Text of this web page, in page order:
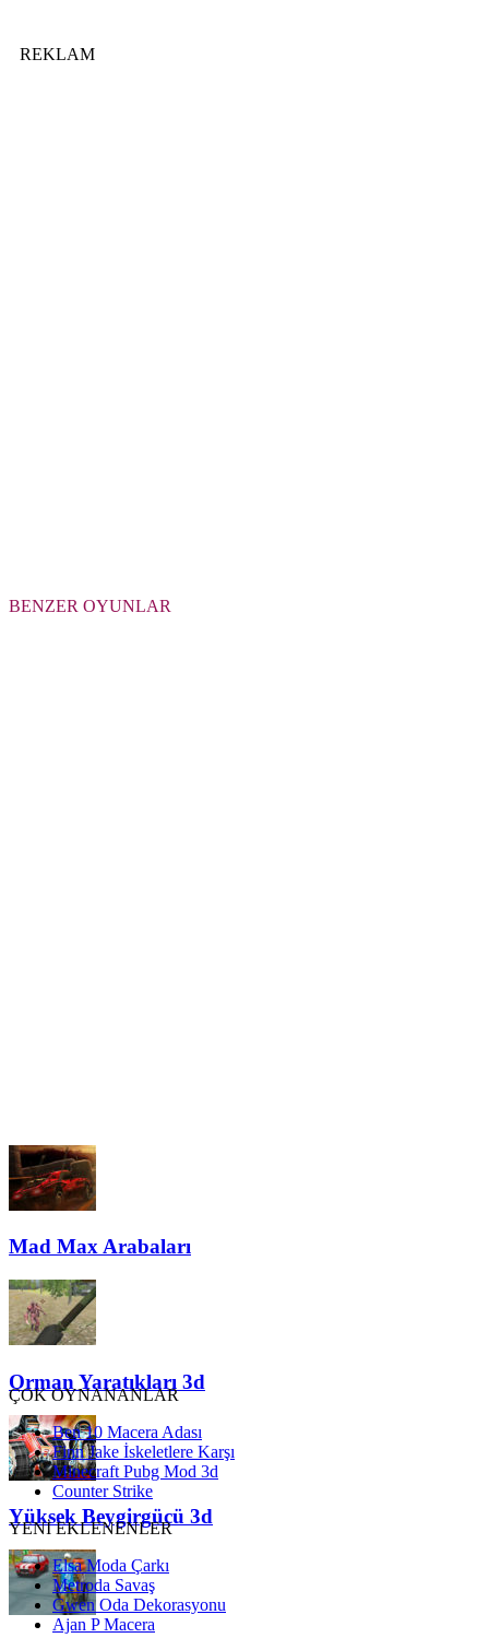
REKLAM
BENZER OYUNLAR
Mad Max Arabaları
Orman Yaratıkları 3d
Yüksek Beygirgücü 3d
ÇOK OYNANANLAR
Ben 10 Macera Adası
Finn Jake İskeletlere Karşı
Minecraft Pubg Mod 3d
Counter Strike
YENİ EKLENENLER
Elsa Moda Çarkı
Metroda Savaş
Gwen Oda Dekorasyonu
Ajan P Macera